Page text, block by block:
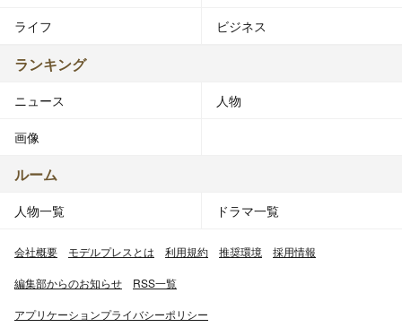
ライフ ビジネス
ランキング
ニュース 人物
画像
ルーム
人物一覧 ドラマ一覧
会社概要 モデルプレスとは 利用規約 推奨環境 採用情報
編集部からのお知らせ RSS一覧
アプリケーションプライバシーポリシー